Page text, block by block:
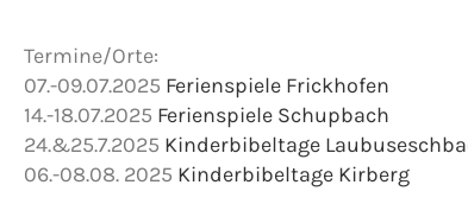
Termine/Orte:
07.-09.07.2025 Ferienspiele Frickhofen
14.-18.07.2025 Ferienspiele Schupbach
24.&25.7.2025 Kinderbibeltage
06.-08.08. 2025 Kinderbibeltage Kirberg